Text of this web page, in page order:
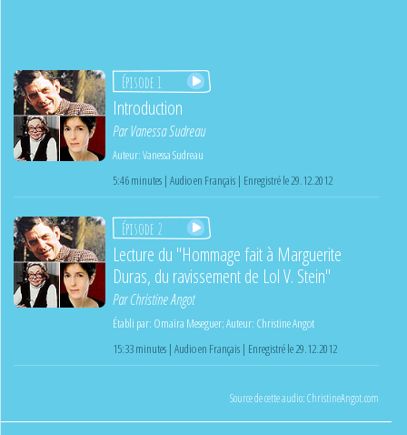
Épisode 1
Introduction
ParVanessa Sudreau
Auteur:Vanessa Sudreau
5:46 minutes | Audio en Français | Enregistré le 29.12.2012
Épisode 2
Lecture du "Hommage fait à Marguerite
Duras, du ravissement de Lol V. Stein"
ParChristine Angot
Établi par: Omaïra Meseguer;Auteur: Christine Angot
15:33 minutes | Audio en Français | Enregistré le 29.12.2012
Source de cette audio:ChristineAngot.com